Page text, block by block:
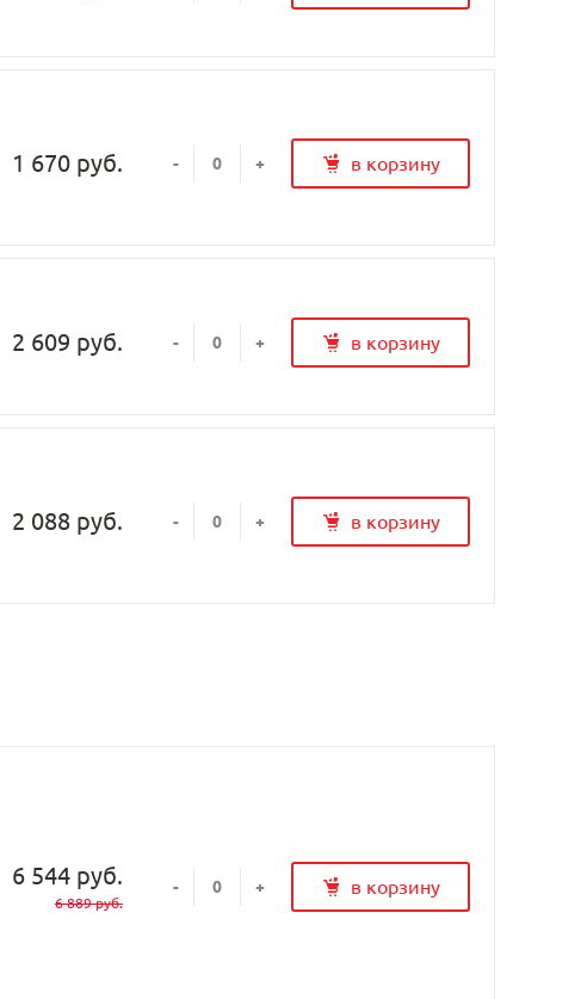
1 670 руб. - + в корзину
2 609 руб. - + в корзину
2 088 руб. - + в корзину
6 544 руб.
6 889 руб.
- + в корзину